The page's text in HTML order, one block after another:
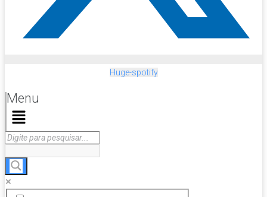
Huge-spotify
Menu